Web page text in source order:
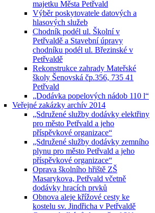
majetku Města Petřvald
Výběr poskytovatele datových a
hlasových služeb
Chodník podél ul. Školní v
Petřvaldě a Stavební úpravy
chodníku podél ul. Březinské v
Petřvaldě
Rekonstrukce zahrady Mateřské
školy Šenovská čp.356, 735 41
Petřvald
„Dodávka popelových nádob 110 l“
Veřejné zakázky archív 2014
„Sdružené služby dodávky elektřiny
pro město Petřvald a jeho
příspěvkové organizace“
„Sdružené služby dodávky zemního
plynu pro město Petřvald a jeho
příspěvkové organizace“
Oprava školního hřiště ZŠ
Masarykova, Petřvald včetně
dodávky hracích prvků
Obnova aleje křížové cesty ke
kostelu sv. Jindřicha v Petřvaldě